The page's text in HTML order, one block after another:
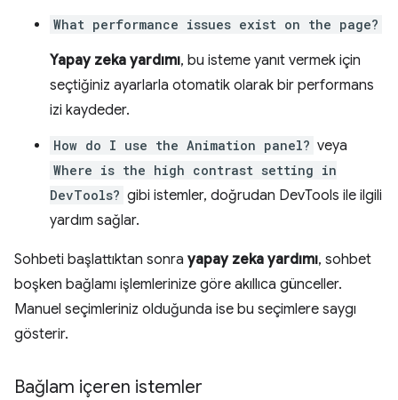
What performance issues exist on the page?
Yapay zeka yardımı, bu isteme yanıt vermek için
seçtiğiniz ayarlarla otomatik olarak bir performans
izi kaydeder.
How do I use the Animation panel? veya
Where is the high contrast setting in
DevTools? gibi istemler, doğrudan DevTools ile ilgili
yardım sağlar.
Sohbeti başlattıktan sonra yapay zeka yardımı, sohbet
boşken bağlamı işlemlerinize göre akıllıca günceller.
Manuel seçimleriniz olduğunda ise bu seçimlere saygı
gösterir.
Bağlam içeren istemler